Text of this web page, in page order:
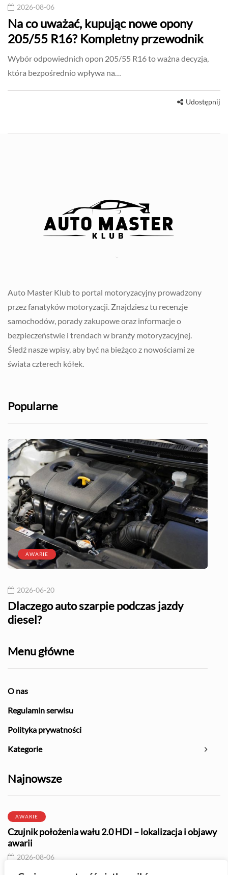
2026-08-06
Na co uważać, kupując nowe opony
205/55 R16? Kompletny przewodnik
Wybór odpowiednich opon 205/55 R16 to ważna decyzja,
która bezpośrednio wpływa na…
Udostępnij
Auto Master Klub to portal motoryzacyjny prowadzony
przez fanatyków motoryzacji. Znajdziesz tu recenzje
samochodów, porady zakupowe oraz informacje o
bezpieczeństwie i trendach w branży motoryzacyjnej.
Śledź nasze wpisy, aby być na bieżąco z nowościami ze
świata czterech kółek.
Popularne
AWARIE
2026-06-20
Dlaczego auto szarpie podczas jazdy
diesel?
Menu główne
O nas
Regulamin serwisu
Polityka prywatności
Kategorie
Najnowsze
AWARIE
Czujnik położenia wału 2.0 HDI – lokalizacja i objawy
awarii
2026-08-06